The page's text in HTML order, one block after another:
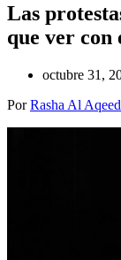
Las
que ver
octubre 31,
PorRasha Al